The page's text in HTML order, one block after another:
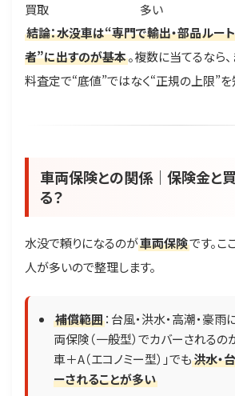
買取
多い
結論：水没車は“専門で輸出・部品ルー
者”に出すのが基本。複数に当てるなら
料査定で“底値”ではなく“正規の上限”を
車両保険との関係｜保険金と
る？
水没で頼りになるのが車両保険です。こ
人が多いので整理します。
補償範囲：台風・洪水・高潮・豪雨
両保険（一般型）でカバーされるの
車＋A（エコノミー型）」でも洪水・
ーされることが多い